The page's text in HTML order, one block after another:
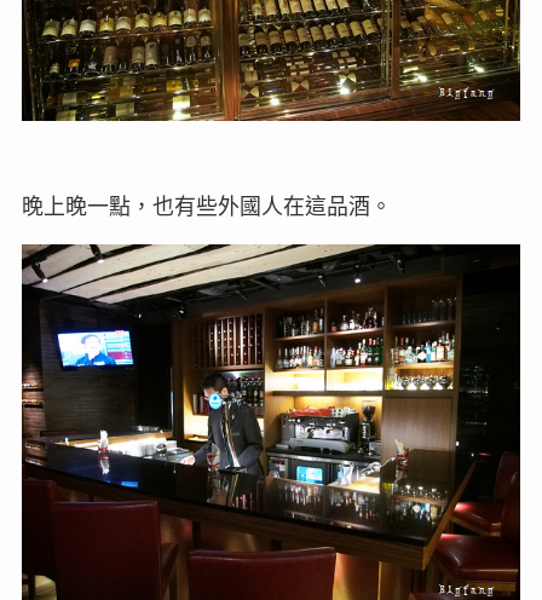
晚上晚一點，也有些外國人在這品酒。